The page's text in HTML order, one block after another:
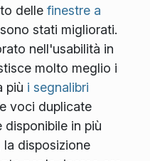
delle finestre a
sono stati migliorati.
nell'usabilità in
molto meglio i
più i segnalibri
voci duplicate
in più
disposizione